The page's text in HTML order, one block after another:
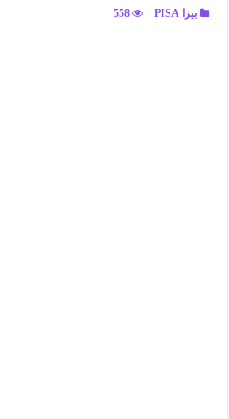
بيزا PISA 558